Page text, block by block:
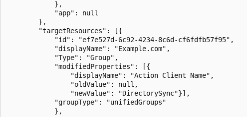
            },
            "app": null
        },
        "targetResources": [{
            "id": "ef7e527d-6c92-4234-8c6d-cf6fdfb57f95",
            "displayName": "Example.com",
            "Type": "Group",
            "modifiedProperties": [{
                "displayName": "Action Client Name",
                "oldValue": null,
                "newValue": "DirectorySync"}],
            "groupType": "unifiedGroups"
            },